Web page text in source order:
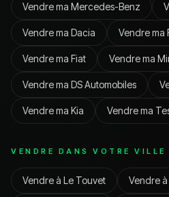
Vendre ma Mercedes-Benz
Vendre ma Dacia Vendre ma
Vendre ma Fiat Vendre ma
Vendre ma DS Automobiles
Vendre ma Kia Vendre ma
VENDRE DANS VOTRE VILLE
Vendre à Le Touvet Vendre à